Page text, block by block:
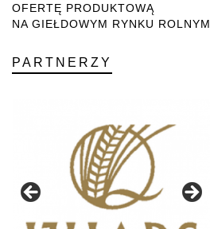
OFERTĘ PRODUKTOWĄ
NA GIEŁDOWYM RYNKU ROLNYM
PARTNERZY